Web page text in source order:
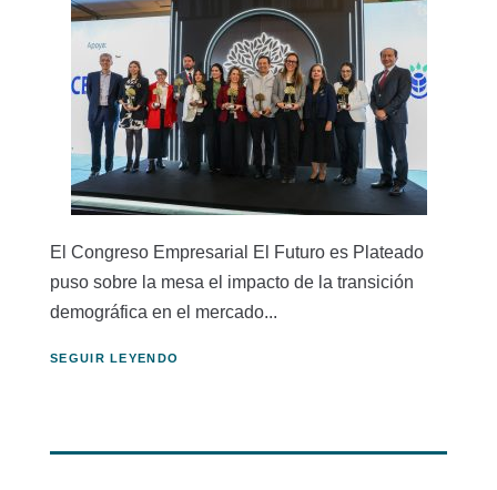
El Congreso Empresarial El Futuro es Plateado
puso sobre la mesa el impacto de la transición
demográfica en el mercado...
SEGUIR LEYENDO